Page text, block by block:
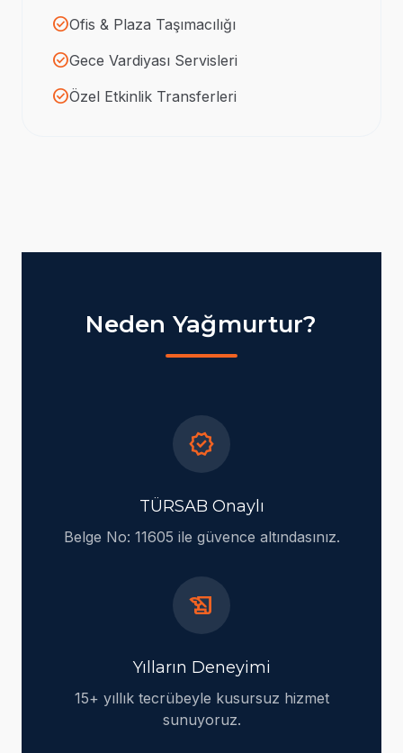
check_circleOfis & Plaza Taşımacılığı
check_circleGece Vardiyası Servisleri
check_circleÖzel Etkinlik Transferleri
Neden Yağmurtur?
verified
TÜRSAB Onaylı
Belge No: 11605 ile güvence altındasınız.
history_edu
Yılların Deneyimi
15+ yıllık tecrübeyle kusursuz hizmet
sunuyoruz.